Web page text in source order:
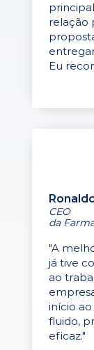
relação
Eu
CEO
da
"A
já tive
ao
início
fluido,
eficaz."